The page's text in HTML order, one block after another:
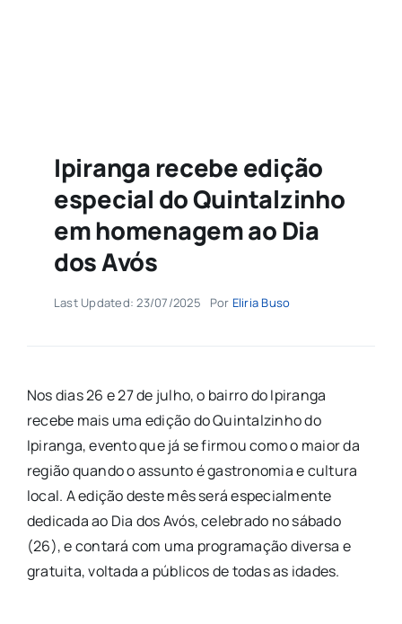
Ipiranga recebe edição
especial do Quintalzinho
em homenagem ao Dia
dos Avós
Last Updated: 23/07/2025 Por Eliria Buso
Nos dias 26 e 27 de julho, o bairro do Ipiranga
recebe mais uma edição do Quintalzinho do
Ipiranga, evento que já se firmou como o maior da
região quando o assunto é gastronomia e cultura
local. A edição deste mês será especialmente
dedicada ao Dia dos Avós, celebrado no sábado
(26), e contará com uma programação diversa e
gratuita, voltada a públicos de todas as idades.